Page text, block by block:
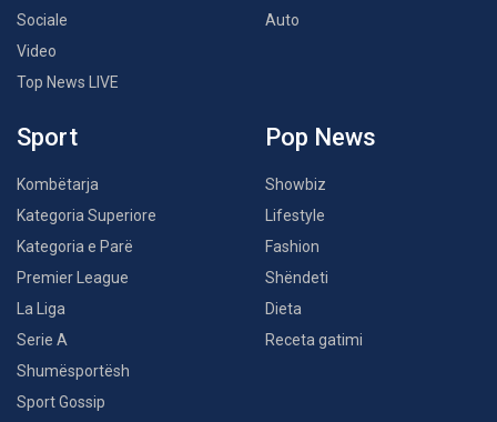
Sociale
Video
Top News LIVE
Auto
Sport
Kombëtarja
Kategoria Superiore
Kategoria e Parë
Premier League
La Liga
Serie A
Shumësportësh
Sport Gossip
Pop News
Showbiz
Lifestyle
Fashion
Shëndeti
Dieta
Receta gatimi